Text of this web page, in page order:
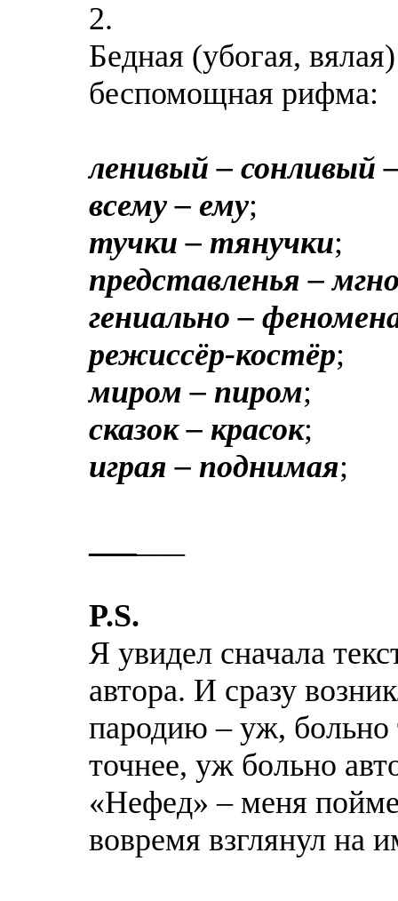
2.
Бедная (убогая,
беспомощная рифма:
ленивый – сонливый
всему – ему;
тучки – тянучки;
представленья –
гениально –
режиссёр-костёр;
миром – пиром;
сказок – красок;
играя – поднимая;
P.S.
Я увидел сначала
автора. И сразу
пародию – уж, больно
точнее, уж больно
«Нефед» – меня
вовремя взглянул на